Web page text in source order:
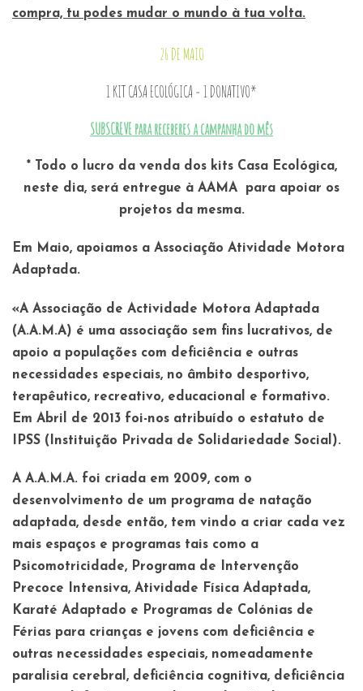
compra, tu podes mudar o mundo à tua volta.
26 DE MAIO
1 KIT CASA ECOLÓGICA = 1 DONATIVO*
SUBSCREVE para receberes a campanha do mês
* Todo o lucro da venda dos kits Casa Ecológica,
neste dia, será entregue à AAMA para apoiar os
projetos da mesma.
Em Maio, apoiamos a Associação Atividade Motora
Adaptada.
«A Associação de Actividade Motora Adaptada
(A.A.M.A) é uma associação sem fins lucrativos, de
apoio a populações com deficiência e outras
necessidades especiais, no âmbito desportivo,
terapêutico, recreativo, educacional e formativo.
Em Abril de 2013 foi-nos atribuído o estatuto de
IPSS (Instituição Privada de Solidariedade Social).
A A.A.M.A. foi criada em 2009, com o
desenvolvimento de um programa de natação
adaptada, desde então, tem vindo a criar cada vez
mais espaços e programas tais como a
Psicomotricidade, Programa de Intervenção
Precoce Intensiva, Atividade Física Adaptada,
Karaté Adaptado e Programas de Colónias de
Férias para crianças e jovens com deficiência e
outras necessidades especiais, nomeadamente
paralisia cerebral, deficiência cognitiva, deficiência